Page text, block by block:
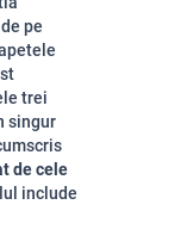
pe
trei
singur
de cele
include